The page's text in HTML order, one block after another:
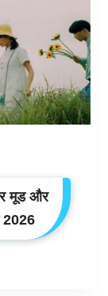
मूड और
2026